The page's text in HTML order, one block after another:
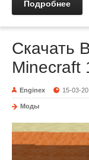
Подробнее
Скачать
Minecraft
Enginex 15-03-
Моды